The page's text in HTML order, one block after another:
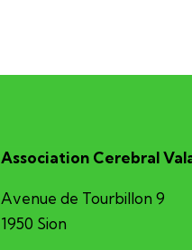
Association Cerebral
Avenue de Tourbillon 9
1950 Sion